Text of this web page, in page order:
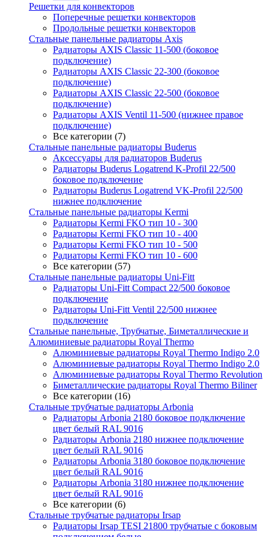
Решетки для конвекторов
Поперечные решетки конвекторов
Продольные решетки конвекторов
Стальные панельные радиаторы Axis
Радиаторы AXIS Classic 11-500 (боковое
подключение)
Радиаторы AXIS Classic 22-300 (боковое
подключение)
Радиаторы AXIS Classic 22-500 (боковое
подключение)
Радиаторы AXIS Ventil 11-500 (нижнее правое
подключение)
Все категории (7)
Стальные панельные радиаторы Buderus
Аксессуары для радиаторов Buderus
Радиаторы Buderus Logatrend K-Profil 22/500
боковое подключение
Радиаторы Buderus Logatrend VK-Profil 22/500
нижнее подключение
Стальные панельные радиаторы Kermi
Радиаторы Kermi FKO тип 10 - 300
Радиаторы Kermi FKO тип 10 - 400
Радиаторы Kermi FKO тип 10 - 500
Радиаторы Kermi FKO тип 10 - 600
Все категории (57)
Стальные панельные радиаторы Uni-Fitt
Радиаторы Uni-Fitt Compact 22/500 боковое
подключение
Радиаторы Uni-Fitt Ventil 22/500 нижнее
подключение
Стальные панельные, Трубчатые, Биметаллические и
Алюминиевые радиаторы Royal Thermo
Алюминиевые радиаторы Royal Thermo Indigo 2.0
Алюминиевые радиаторы Royal Thermo Indigo 2.0
Алюминиевые радиаторы Royal Thermo Revolution
Биметаллические радиаторы Royal Thermo Biliner
Все категории (16)
Стальные трубчатые радиаторы Arbonia
Радиаторы Arbonia 2180 боковое подключение
цвет белый RAL 9016
Радиаторы Arbonia 2180 нижнее подключение
цвет белый RAL 9016
Радиаторы Arbonia 3180 боковое подключение
цвет белый RAL 9016
Радиаторы Arbonia 3180 нижнее подключение
цвет белый RAL 9016
Все категории (6)
Стальные трубчатые радиаторы Irsap
Радиаторы Irsap TESI 21800 трубчатые с боковым